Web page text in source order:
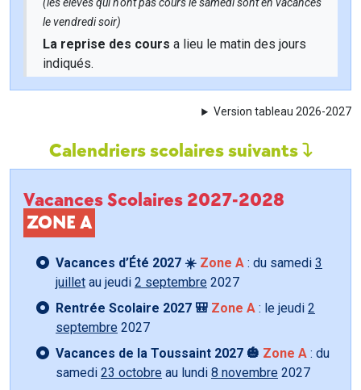
(les élèves qui n'ont pas cours le samedi sont en vacances
le vendredi soir)
La reprise des cours a lieu le matin des jours
indiqués.
Version tableau 2026-2027
Calendriers scolaires suivants
Vacances Scolaires 2027-2028
ZONE A
Vacances d’Été 2027 ☀️ Zone A : du samedi 3
juillet au jeudi 2 septembre 2027
Rentrée Scolaire 2027 🎒 Zone A : le jeudi 2
septembre 2027
Vacances de la Toussaint 2027 🎃 Zone A : du
samedi 23 octobre au lundi 8 novembre 2027